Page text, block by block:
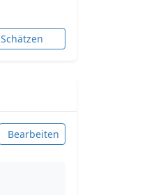
Schätzen
Bearbeiten